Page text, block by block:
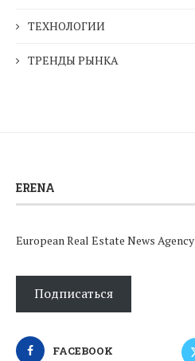
ТЕХНОЛОГИИ
ТРЕНДЫ РЫНКА
ERENA
European Real Estate News Agency
Подписаться
FACEBOOK